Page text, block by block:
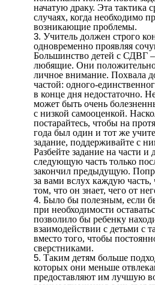
начатую драку. Эта тактика
случаях, когда необходимо
возникающие проблемы.
Учитель должен строго
одновременно проявляя
Большинство детей с СДВГ
любящие. Они
личное внимание. Похвала
частой: одного-
в конце дня недостаточно.
может быть очень
с низкой самооценкой.
постарайтесь, чтобы на
года был один и тот же
задание, поддерживайте с
Разбейте задание на части и
следующую часть только
закончил предыдущую.
за вами вслух каждую часть,
том, что он знает, чего от
Было бы полезным, если
при необходимости
позволило бы ребенку
взаимодействии с детьми с
вместо того, чтобы
сверстниками.
Таким детям больше
которых они меньше
предоставляют им лучшую